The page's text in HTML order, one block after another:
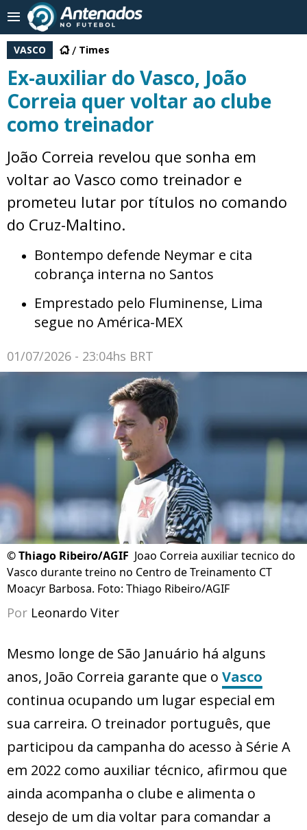
VASCO Times
Ex-auxiliar do Vasco, João
Correia quer voltar ao clube
como treinador
João Correia revelou que sonha em
voltar ao Vasco como treinador e
prometeu lutar por títulos no comando
do Cruz-Maltino.
Bontempo defende Neymar e cita
cobrança interna no Santos
Emprestado pelo Fluminense, Lima
segue no América-MEX
01/07/2026 - 23:04hs BRT
©Thiago Ribeiro/AGIF Joao Correia auxiliar tecnico do
Vasco durante treino no Centro de Treinamento CT
Moacyr Barbosa. Foto: Thiago Ribeiro/AGIF
Por Leonardo Viter
Mesmo longe de São Januário há alguns
anos, João Correia garante que o Vasco
continua ocupando um lugar especial em
sua carreira. O treinador português, que
participou da campanha do acesso à Série A
em 2022 como auxiliar técnico, afirmou que
ainda acompanha o clube e alimenta o
desejo de um dia voltar para comandar a